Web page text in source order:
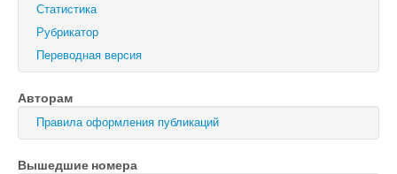
Физика твердого тела
Поиск
Статистика
Рубрикатор
Переводная версия
Авторам
Правила оформления публикаций
Вышедшие номера